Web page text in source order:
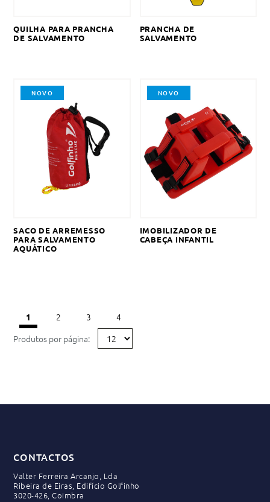
QUILHA PARA PRANCHA
DE SALVAMENTO
PRANCHA DE
SALVAMENTO
NOVO
SACO DE ARREMESSO
PARA SALVAMENTO
AQUÁTICO
NOVO
IMOBILIZADOR DE
CABEÇA INFANTIL
1 2 3
4
Produtos por página:
CONTACTOS
Valter Ferreira Arcanjo, Lda
Ribeira de Eiras, Edifício Golfinho
3020-426, Coimbra